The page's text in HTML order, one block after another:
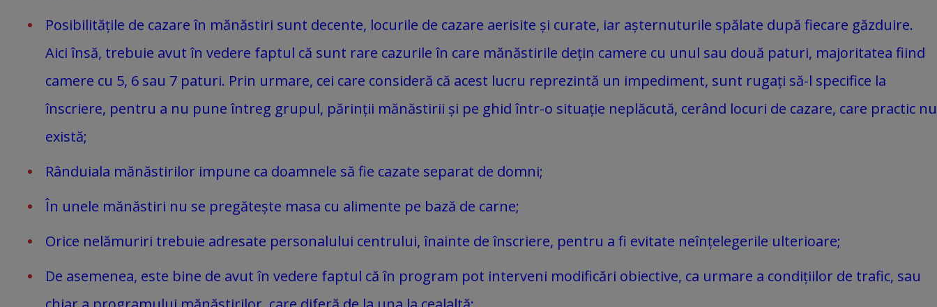
Posibilitățile de cazare în mănăstiri sunt decente, locurile de cazare aerisite și curate, iar așternuturile spălate după fiecare găzduire.
Aici însă, trebuie avut în vedere faptul că sunt rare cazurile în care mănăstirile dețin camere cu unul sau două paturi, majoritatea fiind
camere cu 5, 6 sau 7 paturi. Prin urmare, cei care consideră că acest lucru reprezintă un impediment, sunt rugați să-l specifice la
înscriere, pentru a nu pune întreg grupul, părinții mănăstirii și pe ghid într-o situație neplăcută, cerând locuri de cazare, care practic nu
există;
Rânduiala mănăstirilor impune ca doamnele să fie cazate separat de domni;
În unele mănăstiri nu se pregătește masa cu alimente pe bază de carne;
Orice nelămuriri trebuie adresate personalului centrului, înainte de înscriere, pentru a fi evitate neînțelegerile ulterioare;
De asemenea, este bine de avut în vedere faptul că în program pot interveni modificări obiective, ca urmare a condițiilor de trafic, sau